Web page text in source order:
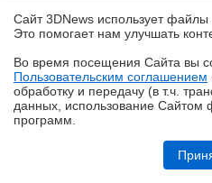
Обзор игрового QD-OLED-
XG27AQDMES: самый доступный в
Сайт 3DNews использует файлы
Это помогает нам улучшать
Во время посещения Cайта вы
Пользовательским соглашением
обработку и передачу (в т.ч.
данных, использование Cайтом
программ.